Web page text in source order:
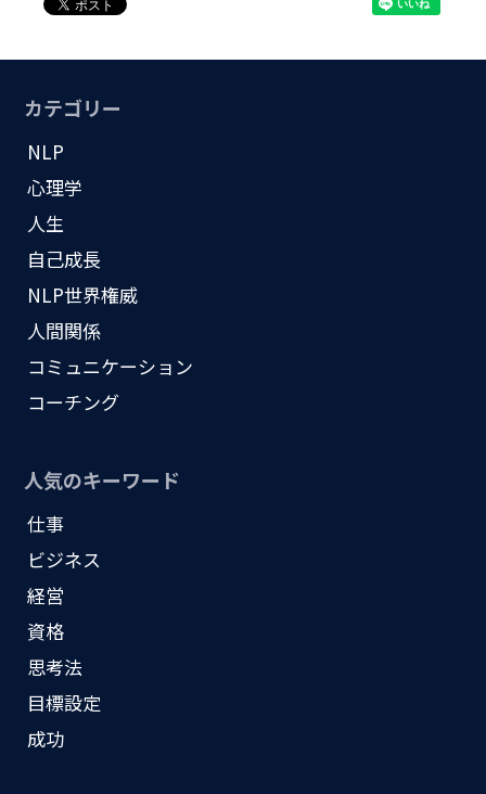
カテゴリー
NLP
心理学
人生
自己成長
NLP世界権威
人間関係
コミュニケーション
コーチング
人気のキーワード
仕事
ビジネス
経営
資格
思考法
目標設定
成功